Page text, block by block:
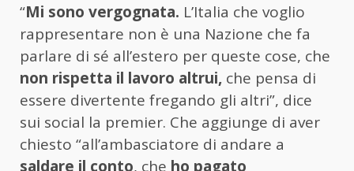
“Mi sono vergognata. L’Italia che voglio
rappresentare non è una Nazione che fa
parlare di sé all’estero per queste cose, che
non rispetta il lavoro altrui, che pensa di
essere divertente fregando gli altri”, dice
sui social la premier. Che aggiunge di aver
chiesto “all’ambasciatore di andare a
saldare il conto, che ho pagato